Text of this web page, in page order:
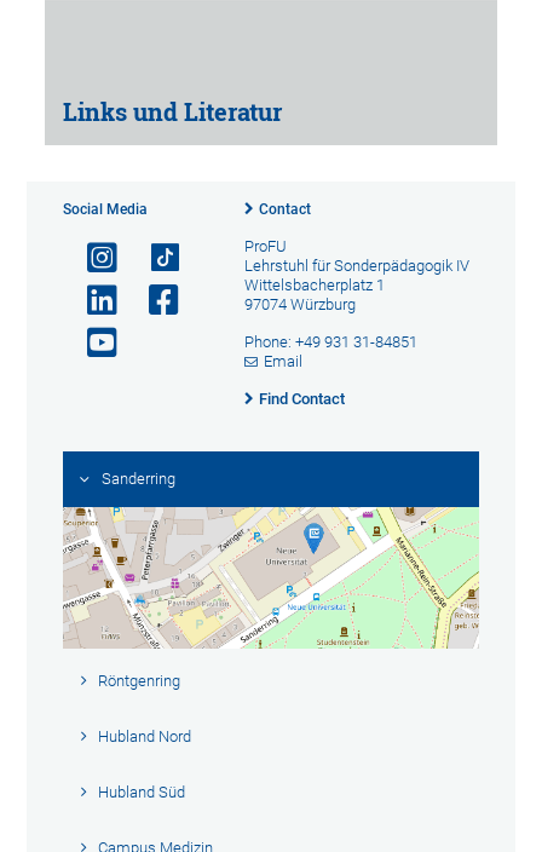
Links und Literatur
Social Media Contact
ProFU
Lehrstuhl für Sonderpädagogik IV
Wittelsbacherplatz 1
97074 Würzburg
Phone: +49 931 31-84851
Email
Find Contact
Sanderring
Röntgenring
Hubland Nord
Hubland Süd
Campus Medizin